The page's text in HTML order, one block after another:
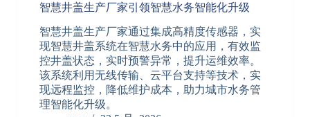
智慧井盖生产厂家引领智慧水务智能化升级
智慧井盖生产厂家通过集成高精度传感器，实
现智慧井盖系统在智慧水务中的应用，有效监
控井盖状态，实时预警异常，提升运维效率。
该系统利用无线传输、云平台支持等技术，实
现远程监控，降低维护成本，助力城市水务管
理智能化升级。